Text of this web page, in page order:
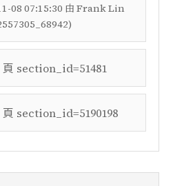
08 07:15:30 由 Frank Lin
section_id=51481
section_id=5190198